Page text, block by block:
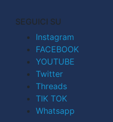
SEGUICI SU
Instagram
FACEBOOK
YOUTUBE
Twitter
Threads
TIK TOK
Whatsapp